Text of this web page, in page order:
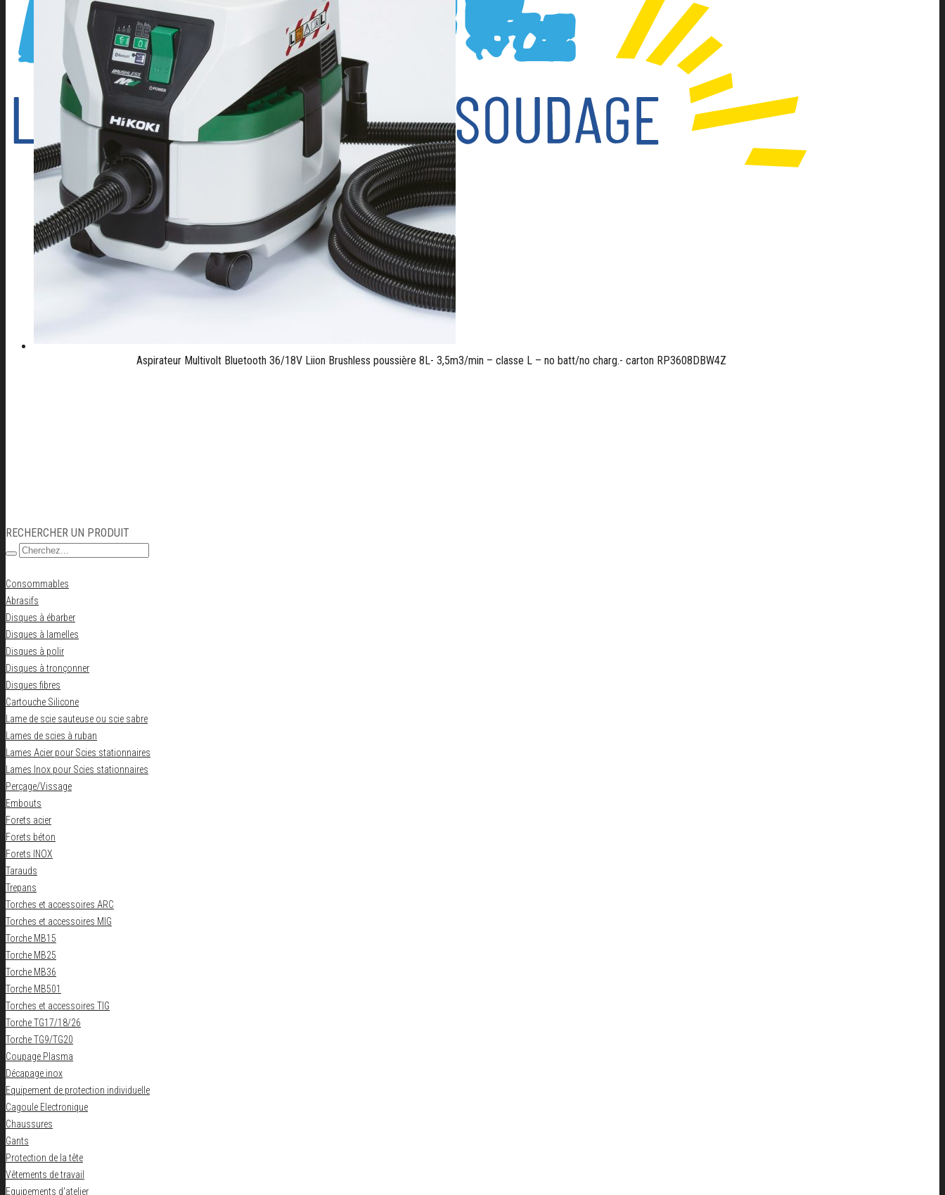
Aspirateur Multivolt Bluetooth 36/18V Liion Brushless poussière 8L- 3,5m3/min – classe L – no batt/no charg.- carton RP3608DBW4Z
RECHERCHER UN PRODUIT
Consommables
Abrasifs
Disques à ébarber
Disques à lamelles
Disques à polir
Disques à tronçonner
Disques fibres
Cartouche Silicone
Lame de scie sauteuse ou scie sabre
Lames de scies à ruban
Lames Acier pour Scies stationnaires
Lames Inox pour Scies stationnaires
Perçage/Vissage
Embouts
Forets acier
Forets béton
Forets INOX
Tarauds
Trepans
Torches et accessoires ARC
Torches et accessoires MIG
Torche MB15
Torche MB25
Torche MB36
Torche MB501
Torches et accessoires TIG
Torche TG17/18/26
Torche TG9/TG20
Coupage Plasma
Décapage inox
Equipement de protection individuelle
Cagoule Electronique
Chaussures
Gants
Protection de la tête
Vêtements de travail
Equipements d'atelier